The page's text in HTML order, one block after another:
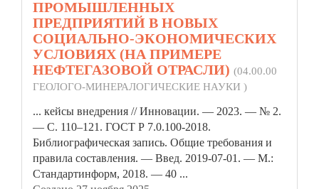
ПРОМЫШЛЕННЫХ
ПРЕДПРИЯТИЙ В НОВЫХ
СОЦИАЛЬНО-ЭКОНОМИЧЕСКИХ
УСЛОВИЯХ (НА ПРИМЕРЕ
НЕФТЕГАЗОВОЙ ОТРАСЛИ) (04.00.00
ГЕОЛОГО-МИНЕРАЛОГИЧЕСКИЕ НАУКИ )
... кейсы внедрения // Инновации. — 2023. — № 2.
— С. 110–121. ГОСТ Р 7.0.100-2018.
Библиографическая запись. Общие требования и
правила составления. — Введ. 2019-07-01. — М.:
Стандартинформ, 2018. — 40 ...